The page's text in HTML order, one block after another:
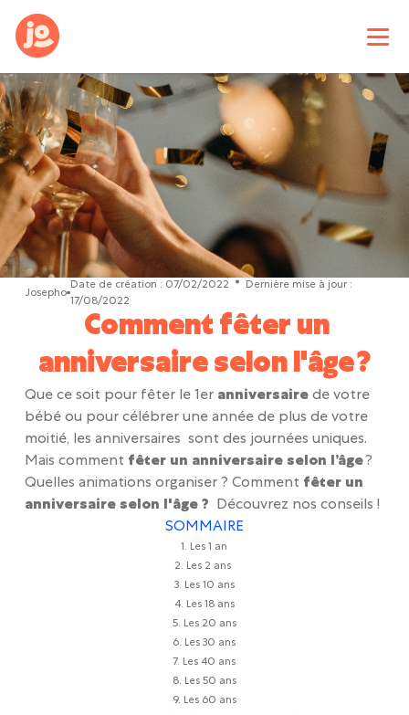
Josepho
Date de création : 07/02/2022
Dernière mise à jour :
17/08/2022
Comment fêter un
anniversaire selon l'âge ?
Que ce soit pour fêter le 1er anniversairede votre
bébé ou pour célébrer une année de plus de votre
moitié, les anniversaires sont des journées uniques.
Mais comment fêter un anniversaire selon l’âge?
Quelles animations organiser ? Comment fêter un
anniversaire selon l'âge ?
Découvrez nos conseils !
SOMMAIRE
1. Les 1 an
2. Les 2 ans
3. Les 10 ans
4. Les 18 ans
5. Les 20 ans
6. Les 30 ans
7. Les 40 ans
8. Les 50 ans
9. Les 60 ans